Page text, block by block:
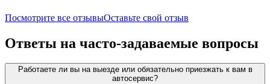
Посмотрите все отзывыОставьте свой отзыв
Ответы на часто-задаваемые вопросы
Работаете ли вы на выезде или обязательно приезжать к вам в
автосервис?